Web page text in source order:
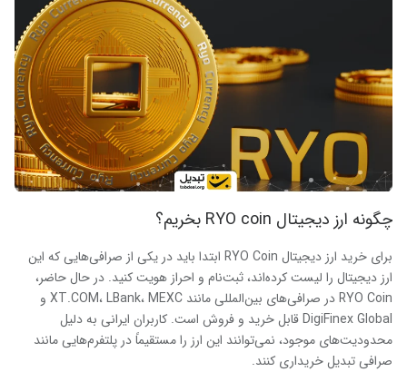
چگونه ارز دیجیتال RYO coin بخریم؟
برای خرید ارز دیجیتال RYO Coin ابتدا باید در یکی از صرافی‌هایی که این
ارز دیجیتال را لیست کرده‌اند، ثبت‌نام و احراز هویت کنید. در حال حاضر،
RYO Coin در صرافی‌های بین‌المللی مانند XT.COM، LBank، MEXC و
DigiFinex Global قابل خرید و فروش است. کاربران ایرانی به دلیل
محدودیت‌های موجود، نمی‌توانند این ارز را مستقیماً در پلتفرم‌هایی مانند
صرافی تبدیل خریداری کنند.